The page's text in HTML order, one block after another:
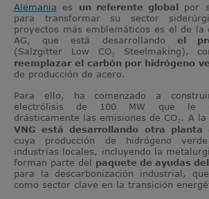
Alemania es un referente global por
para transformar su sector
proyectos más emblemáticos es el de la
AG, que está desarrollando el
(Salzgitter Low CO₂ Steelmaking),
reemplazar el carbón por hidrógeno
de producción de acero.
Para ello, ha comenzado a
electrólisis de 100 MW que le
drásticamente las emisiones de CO₂. A la
VNG está desarrollando otra planta
cuya producción de hidrógeno
industrias locales, incluyendo la
forman parte del paquete de ayudas
para la descarbonización industrial,
como sector clave en la transición